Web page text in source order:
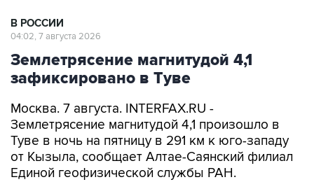
В РОССИИ
04:02, 7 августа 2026
Землетрясение магнитудой 4,1
зафиксировано в Туве
Москва. 7 августа. INTERFAX.RU -
Землетрясение магнитудой 4,1 произошло в
Туве в ночь на пятницу в 291 км к юго-западу
от Кызыла, сообщает Алтае-Саянский филиал
Единой геофизической службы РАН.